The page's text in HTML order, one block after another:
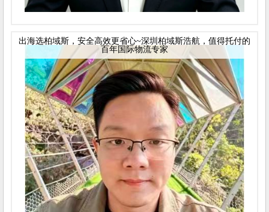
出海选柏域斯，安全高效更省心~深圳柏域斯浩航，值得托付的
百年国际物流专家